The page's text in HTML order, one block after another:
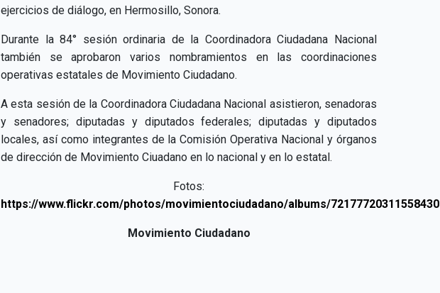
ejercicios de diálogo, en Hermosillo, Sonora.
Durante la 84° sesión ordinaria de la Coordinadora Ciudadana Nacional
también se aprobaron varios nombramientos en las coordinaciones
operativas estatales de Movimiento Ciudadano.
A esta sesión de la Coordinadora Ciudadana Nacional asistieron, senadoras
y senadores; diputadas y diputados federales; diputadas y diputados
locales, así como integrantes de la Comisión Operativa Nacional y órganos
de dirección de Movimiento Ciuadano en lo nacional y en lo estatal.
Fotos:
https://www.flickr.com/photos/movimientociudadano/albums/72177720311558430
Movimiento Ciudadano